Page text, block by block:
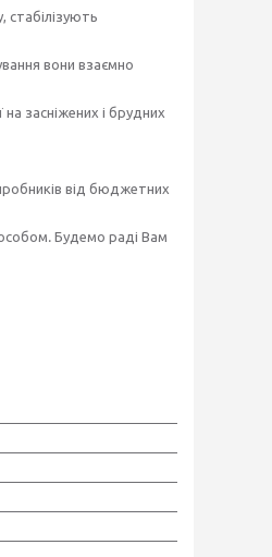
стабілізують
вони взаємно
засніжених і брудних
від бюджетних
. Будемо раді Вам